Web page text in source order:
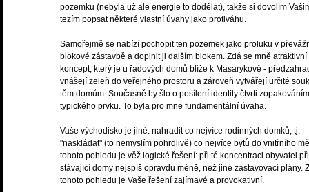
pozemku (nebyla už ale energie to dodělat), takže si dovolím
tezím popsat některé vlastní úvahy jako protiváhu.
Samořejmě se nabízí pochopit ten pozemek jako proluku v
blokové zástavbě a doplnit ji dalším blokem. Zdá se mně atraktivní
koncept, který je u řadových domů blíže k Masarykově -
vnášejí zeleň do veřejného prostoru a zároveň vytvářejí určité
těm domům. Současně by šlo o posílení identity čtvrti zopakováním
typického prvku. To byla pro mne fundamentální úvaha.
Vaše východisko je jiné: nahradit co nejvíce rodinných domků, tj.
"naskládat" (to nemyslím pohrdlivě) co nejvíce bytů do vnitřního
tohoto pohledu je věž logické řešení: při té koncentraci obyvatel
stávající domy nejspíš opravdu méně, než jiné zastavovací plány. Z
tohoto pohledu je Vaše řešení zajímavé a provokativní.